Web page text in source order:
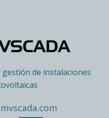
de instalaciones